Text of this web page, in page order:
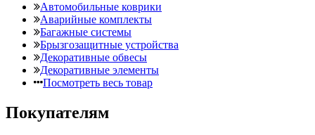
Автомобильные коврики
Аварийные комплекты
Багажные системы
Брызгозащитные устройства
Декоративные обвесы
Декоративные элементы
Посмотреть весь товар
Покупателям